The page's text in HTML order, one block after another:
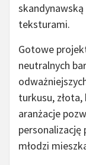
teksturami.
Gotowe
neutralnych
turkusu,
aranżacje
personalizację
młodzi